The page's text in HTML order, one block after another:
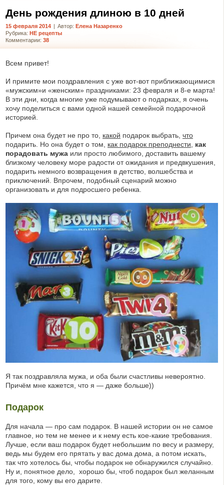
вкусные
кабачки!
День рождения длиною в 10 дней
15 февраля 2014 | Автор: Елена Назаренко
Рубрика: НЕ рецепты
Комментарии: 38
Всем привет!
И примите мои поздравления с уже вот-вот приближающимися
«мужским»и «женским» праздниками: 23 февраля и 8-е марта!
В эти дни, когда многие уже подумывают о подарках, я очень
хочу поделиться с вами одной нашей семейной подарочной
историей.
Причем она будет не про то, какой подарок выбрать, что
подарить. Но она будет о том, как подарок преподнести
как
порадовать мужа или просто любимого, доставить вашему
близкому человеку море радости от ожидания и предвкушения,
подарить немного возвращения в детство, волшебства и
приключений. Впрочем, подобный сценарий можно
организовать и для подросшего ребенка.
Я так поздравляла мужа, и оба были счастливы невероятно.
Причём мне кажется, что я — даже больше))
Подарок
Для начала — про сам подарок. В нашей истории он не самое
главное, но тем не менее и к нему есть кое-какие требования.
Лучше, если ваш подарок будет небольшим по весу и размеру,
ведь мы будем его прятать у вас дома дома, а потом искать,
так что хотелось бы, чтобы подарок не обнаружился случайно.
Ну и, понятное дело, хорошо бы, чтоб подарок был желанным
для того, кому вы его дарите.